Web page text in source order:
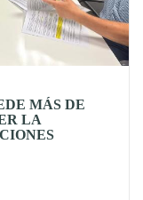
MÁS DE
LA